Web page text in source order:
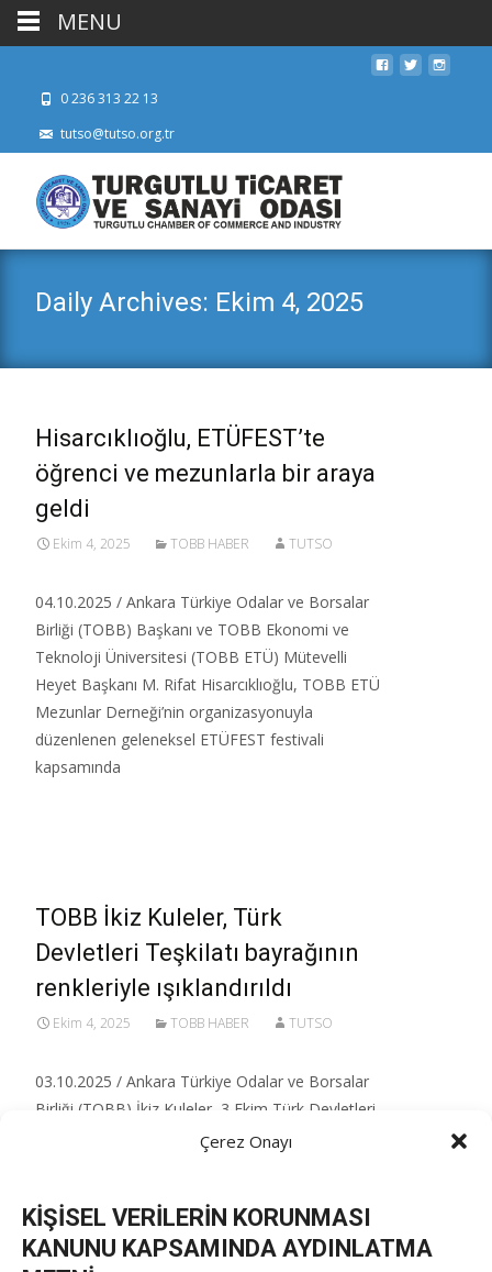
Çerez Onayı
KİŞİSEL VERİLERİN KORUNMASI
KANUNU KAPSAMINDA AYDINLATMA
0 236 313 22 13
tutso@tutso.org.tr
Daily Archives: Ekim 4, 2025
Hisarcıklıoğlu, ETÜFEST’te
öğrenci ve mezunlarla bir araya
geldi
Ekim 4, 2025 TOBB HABER TUTSO
04.10.2025 / Ankara Türkiye Odalar ve Borsalar
Birliği (TOBB) Başkanı ve TOBB Ekonomi ve
Teknoloji Üniversitesi (TOBB ETÜ) Mütevelli
Heyet Başkanı M. Rifat Hisarcıklıoğlu, TOBB ETÜ
Mezunlar Derneği’nin organizasyonuyla
düzenlenen geleneksel ETÜFEST festivali
kapsamında
TOBB İkiz Kuleler, Türk
Devletleri Teşkilatı bayrağının
renkleriyle ışıklandırıldı
Ekim 4, 2025 TOBB HABER TUTSO
03.10.2025 / Ankara Türkiye Odalar ve Borsalar
Birliği (TOBB) İkiz Kuleler, 3 Ekim Türk Devletleri
İşbirliği Günü nedeniyle Türk Devletleri Teşkilatı
paylaşımda, “Dilde,
Read More…
MENU